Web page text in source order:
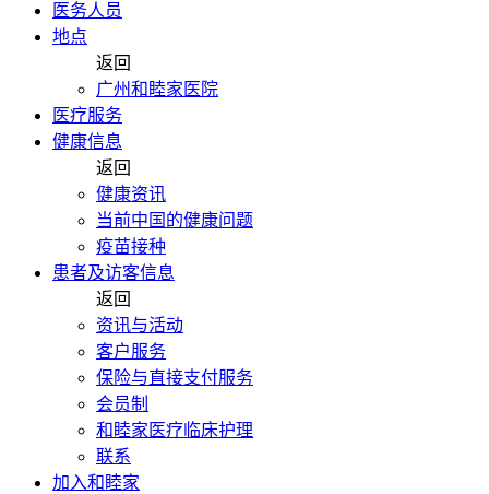
医务人员
地点
返回
广州和睦家医院
医疗服务
健康信息
返回
健康资讯
当前中国的健康问题
疫苗接种
患者及访客信息
返回
资讯与活动
客户服务
保险与直接支付服务
会员制
和睦家医疗临床护理
联系
加入和睦家